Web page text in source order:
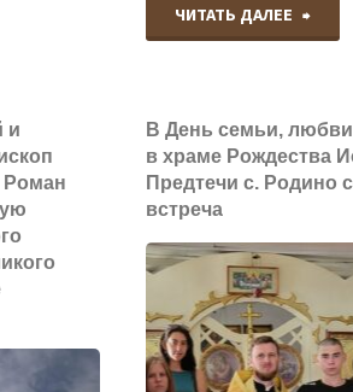
ЧИТАТЬ ДАЛЕЕ
и
и
Роман
В День семьи,
в храме Рождества
Предтечи с. Родино
встреча